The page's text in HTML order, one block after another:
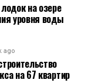
на озере
уровня воды
ago
на 67 квартир